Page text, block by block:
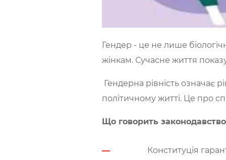
Гендер - це не лише
жінкам. Сучасне життя
Гендерна рівність означає
політичному житті. Це про
Що говорить
Конституція